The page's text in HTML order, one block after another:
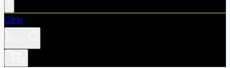
Giriş